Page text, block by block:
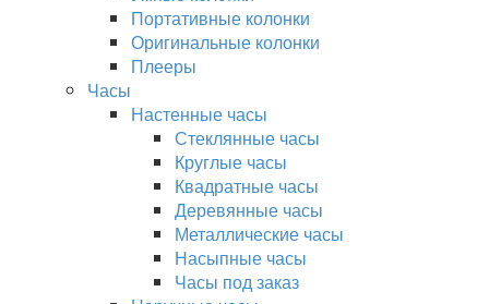
Портативные колонки
Оригинальные колонки
Плееры
Часы
Настенные часы
Стеклянные часы
Круглые часы
Квадратные часы
Деревянные часы
Металлические часы
Насыпные часы
Часы под заказ